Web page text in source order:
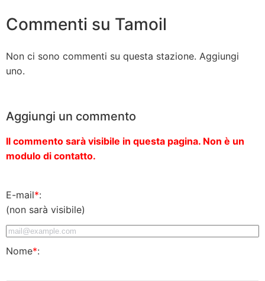
Commenti su Tamoil
Non ci sono commenti su questa stazione. Aggiungi
uno.
Aggiungi un commento
Il commento sarà visibile in questa pagina. Non è un
modulo di contatto.
E-mail*:
(non sarà visibile)
Nome*: